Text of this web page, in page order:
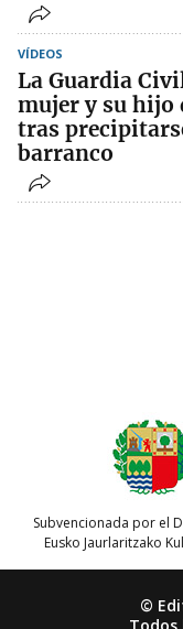
VÍDEOS
La Guardia
mujer y su hijo
tras
barranco
Subvencionada por el
Eusko Jaurlaritzako
©